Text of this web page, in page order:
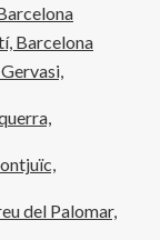
Barcelona
del Palomar,